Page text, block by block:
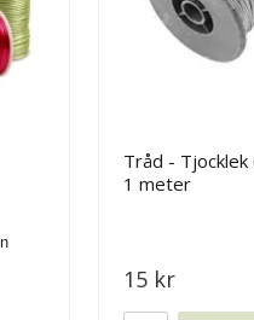
Tråd - Tjocklek
1 meter
15 kr